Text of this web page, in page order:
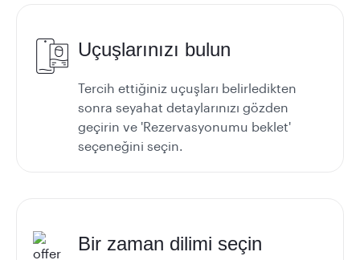
Uçuşlarınızı bulun
Tercih ettiğiniz uçuşları belirledikten
sonra seyahat detaylarınızı gözden
geçirin ve 'Rezervasyonumu beklet'
seçeneğini seçin.
Bir zaman dilimi seçin